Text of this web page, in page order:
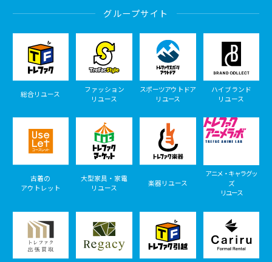
グループサイト
総合リユース
ファッション
リユース
スポーツアウトドア
リユース
ハイブランド
リユース
古着の
アウトレット
大型家具・家電
リユース
楽器リユース
アニメ・キャラグッ
ズ
リユース